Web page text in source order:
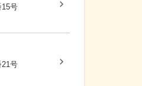
15号
21号